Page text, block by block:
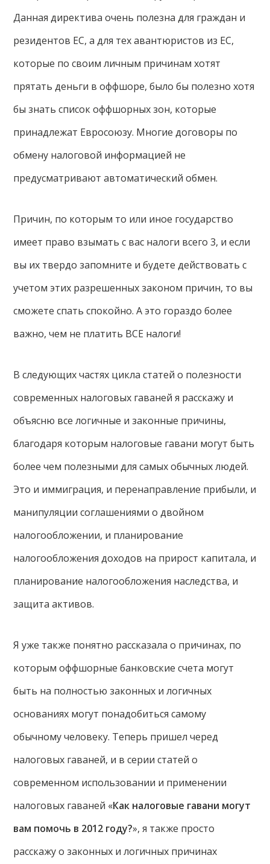
Данная директива очень полезна для граждан и
резидентов ЕС, а для тех авантюристов из ЕС,
которые по своим личным причинам хотят
прятать деньги в оффшоре, было бы полезно хотя
бы знать список оффшорных зон, которые
принадлежат Евросоюзу. Многие договоры по
обмену налоговой информацией не
предусматривают автоматический обмен.
Причин, по которым то или иное государство
имеет право взымать с вас налоги всего 3, и если
вы их твердо запомните и будете действовать с
учетом этих разрешенных законом причин, то вы
сможете спать спокойно. А это гораздо более
важно, чем не платить ВСЕ налоги!
В следующих частях цикла статей о полезности
современных налоговых гаваней я расскажу и
объясню все логичные и законные причины,
благодаря которым налоговые гавани могут быть
более чем полезными для самых обычных людей.
Это и иммиграция, и перенаправление прибыли, и
манипуляции соглашениями о двойном
налогообложении, и планирование
налогообложения доходов на прирост капитала, и
планирование налогообложения наследства, и
защита активов.
Я уже также понятно рассказала о причинах, по
которым оффшорные банковские счета могут
быть на полностью законных и логичных
основаниях могут понадобиться самому
обычному человеку. Теперь пришел черед
налоговых гаваней, и в серии статей о
современном использовании и применении
налоговых гаваней «Как налоговые гавани могут
вам помочь в 2012 году?», я также просто
расскажу о законных и логичных причинах